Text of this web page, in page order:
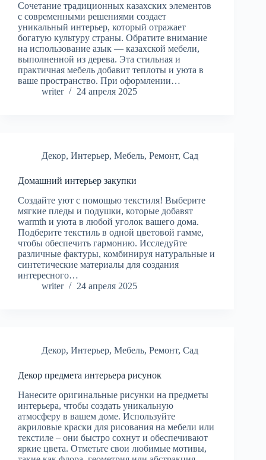
Сочетание традиционных казахских элементов
с современными решениями создает
уникальный интерьер, который отражает
богатую культуру страны. Обратите внимание
на использование азык — казахской мебели,
выполненной из дерева. Эта стильная и
практичная мебель добавит теплоты и уюта в
ваше пространство. При оформлении…
writer
24 апреля 2025
Декор, Интерьер, Мебель, Ремонт, Сад
Домашний интерьер закупки
Создайте уют с помощью текстиля! Выберите
мягкие пледы и подушки, которые добавят
warmth и уюта в любой уголок вашего дома.
Подберите текстиль в одной цветовой гамме,
чтобы обеспечить гармонию. Исследуйте
различные фактуры, комбинируя натуральные и
синтетические материалы для создания
интересного…
writer
24 апреля 2025
Декор, Интерьер, Мебель, Ремонт, Сад
Декор предмета интерьера рисунок
Нанесите оригинальные рисунки на предметы
интерьера, чтобы создать уникальную
атмосферу в вашем доме. Используйте
акриловые краски для рисования на мебели или
текстиле – они быстро сохнут и обеспечивают
яркие цвета. Отметьте свои любимые мотивы,